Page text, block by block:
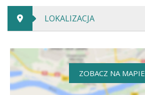
LOKALIZACJA
ZOBACZ NA MAPIE